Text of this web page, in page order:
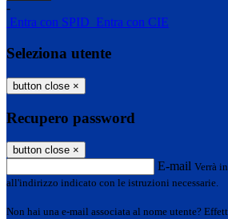
-
Entra con SPID Entra con CIE
Seleziona utente
button close ×
Recupero password
button close ×
E-mail Verrà
all'indirizzo indicato con le istruzioni necessarie.
Non hai una e-mail associata al nome utente?